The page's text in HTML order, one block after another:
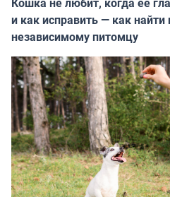
и как исправить — как
независимому питомцу